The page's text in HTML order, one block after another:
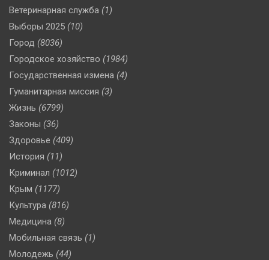
Ветеринарная служба (1)
Выборы 2025 (10)
Город (8036)
Городское хозяйство (1984)
Государственная измена (4)
Гуманитарная миссия (3)
Жизнь (6799)
Законы (36)
Здоровье (409)
История (11)
Криминал (1012)
Крым (1177)
Культура (816)
Медицина (8)
Мобильная связь (1)
Молодежь (44)